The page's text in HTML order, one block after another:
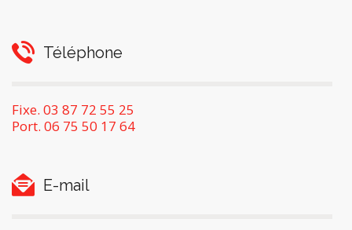
Téléphone
Fixe. 03 87 72 55 25
Port. 06 75 50 17 64
E-mail